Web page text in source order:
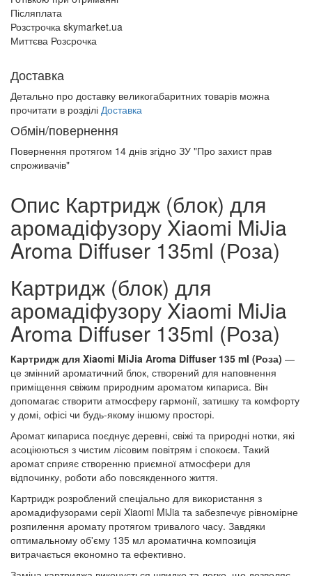
Післяплата
Розстрочка skymarket.ua
Миттєва Розсрочка
Доставка
Детально про доставку великогабаритних товарів можна
прочитати в розділі Доставка
Обмін/повернення
Повернення протягом 14 днів згідно ЗУ "Про захист прав
спроживачів"
Опис Картридж (блок) для
аромадіфузору Xiaomi MiJia
Aroma Diffuser 135ml (Роза)
Картридж (блок) для
аромадіфузору Xiaomi MiJia
Aroma Diffuser 135ml (Роза)
Картридж для Xiaomi MiJia Aroma Diffuser 135 ml (Роза) —
це змінний ароматичний блок, створений для наповнення
приміщення свіжим природним ароматом кипариса. Він
допомагає створити атмосферу гармонії, затишку та комфорту
у домі, офісі чи будь-якому іншому просторі.
Аромат кипариса поєднує деревні, свіжі та природні нотки, які
асоціюються з чистим лісовим повітрям і спокоєм. Такий
аромат сприяє створенню приємної атмосфери для
відпочинку, роботи або повсякденного життя.
Картридж розроблений спеціально для використання з
аромадифузорами серії Xiaomi MiJia та забезпечує рівномірне
розпилення аромату протягом тривалого часу. Завдяки
оптимальному об'єму 135 мл ароматична композиція
витрачається економно та ефективно.